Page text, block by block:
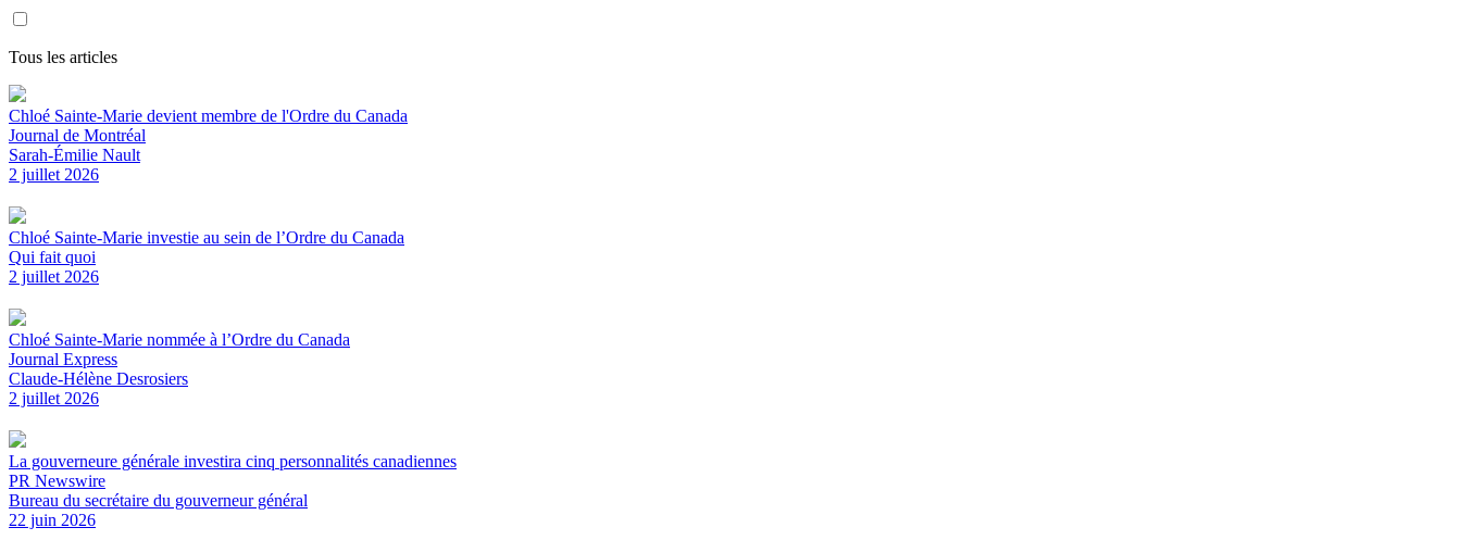
Tous les articles
Chloé Sainte-Marie devient membre de l'Ordre du Canada
Journal de Montréal
Sarah-Émilie Nault
2 juillet 2026
Chloé Sainte-Marie investie au sein de l’Ordre du Canada
Qui fait quoi
2 juillet 2026
Chloé Sainte-Marie nommée à l’Ordre du Canada
Journal Express
Claude-Hélène Desrosiers
2 juillet 2026
La gouverneure générale investira cinq personnalités canadiennes
PR Newswire
Bureau du secrétaire du gouverneur général
22 juin 2026